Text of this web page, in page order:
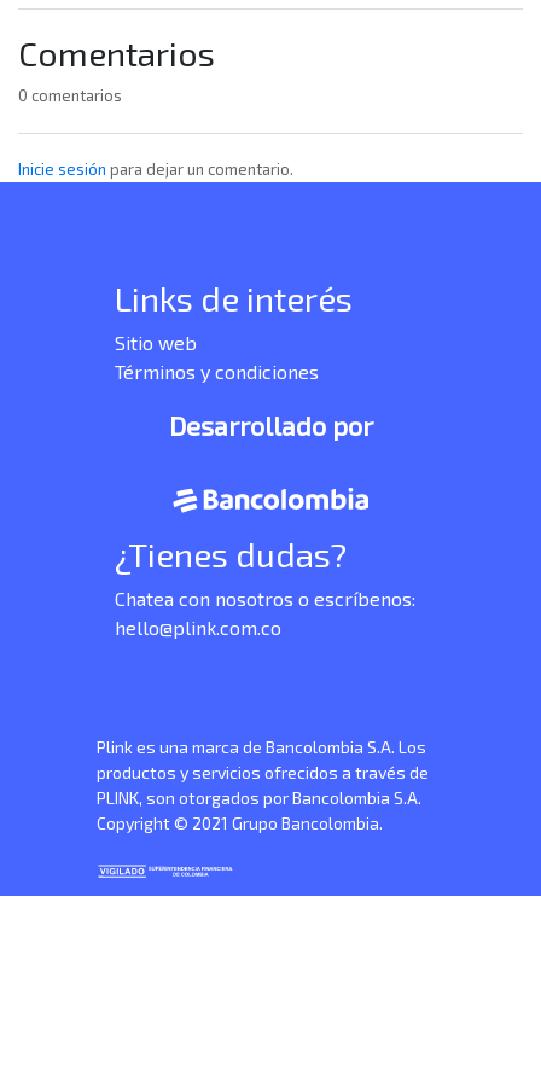
Comentarios
0 comentarios
Inicie sesión para dejar un comentario.
Links de interés
Sitio web
Términos y condiciones
Desarrollado por
¿Tienes dudas?
Chatea con nosotros o escríbenos:
hello@plink.com.co
Plink es una marca de Bancolombia S.A. Los
productos y servicios ofrecidos a través de
PLINK, son otorgados por Bancolombia S.A.
Copyright © 2021 Grupo Bancolombia.